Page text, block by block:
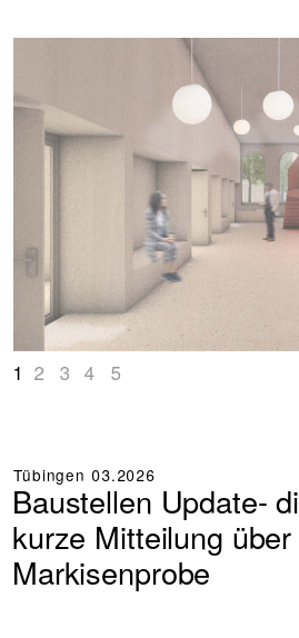
1 2 3 4 5
Tübingen 03.2026
Baustellen Update-
kurze Mitteilung
Markisenprobe